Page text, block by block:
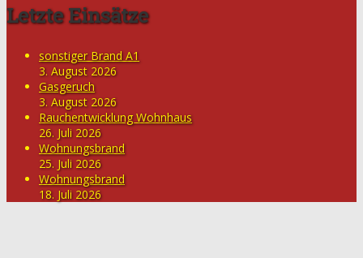
Letzte Einsätze
sonstiger Brand A1
3. August 2026
Gasgeruch
3. August 2026
Rauchentwicklung Wohnhaus
26. Juli 2026
Wohnungsbrand
25. Juli 2026
Wohnungsbrand
18. Juli 2026